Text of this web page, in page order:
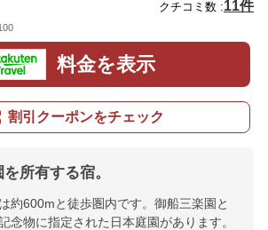
クチコミ数 :11件
料金を表示
割引クーポンをチェック
所有する宿。
約600mと徒歩圏内です。御船三楽園と
念物に指定された日本庭園があります。